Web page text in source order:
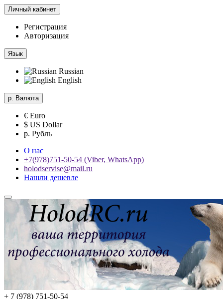
Личный кабинет
Регистрация
Авторизация
Язык
Russian
English
р. Валюта
€ Euro
$ US Dollar
р. Рубль
О нас
+7(978)751-50-54 (Viber, WhatsApp)
holodservise@mail.ru
Нашли дешевле
+ 7 (978) 751-50-54